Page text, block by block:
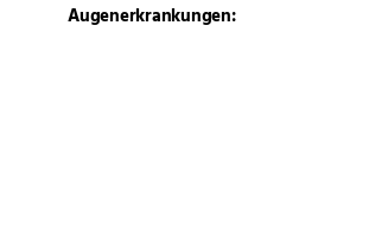
Augenerkrankungen: